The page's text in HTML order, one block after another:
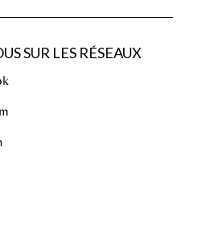
SUR LES RÉSEAUX